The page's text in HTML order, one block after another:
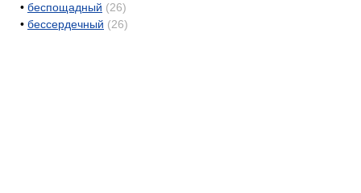
• беспощадный (26)
• бессердечный (26)